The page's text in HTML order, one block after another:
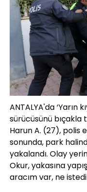
ANTALYA'da ‘Yarın
sürücüsünü
Harun A. (27), polis
sonunda, park
yakalandı. Olay
Okur, yakasına
aracım var, ne